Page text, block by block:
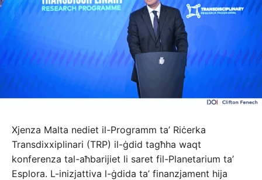
Xjenza Malta nediet il-Programm ta’ Riċerka
Transdixxiplinari (TRP) il-ġdid tagħha waqt
konferenza tal-aħbarijiet li saret fil-Planetarium ta’
Esplora. L-inizjattiva l-ġdida ta’ finanzjament hija